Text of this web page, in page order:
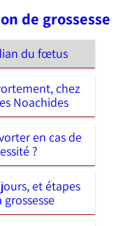
de grossesse
du fœtus
chez
Noachides
en cas de
?
et étapes